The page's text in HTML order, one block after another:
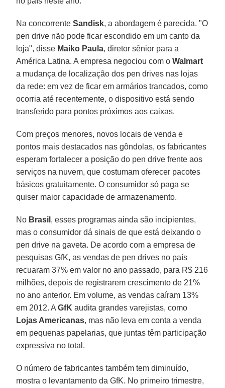
Na concorrenteSandisk, a abordagem é parecida. "O
pen drive não pode ficar escondido em um canto da
loja", disse Maiko Paula, diretor sênior para a
América Latina. A empresa negociou com oWalmart
a mudança de localização dos pen drives nas lojas
da rede: em vez de ficar em armários trancados, como
ocorria até recentemente, o dispositivo está sendo
transferido para pontos próximos aos caixas.
Com preços menores, novos locais de venda e
pontos mais destacados nas gôndolas, os fabricantes
esperam fortalecer a posição do pen drive frente aos
serviços na nuvem, que costumam oferecer pacotes
básicos gratuitamente. O consumidor só paga se
quiser maior capacidade de armazenamento.
No Brasil , esses programas ainda são incipientes,
mas o consumidor dá sinais de que está deixando o
pen drive na gaveta. De acordo com a empresa de
pesquisas GfK, as vendas de pen drives no país
recuaram 37% em valor no ano passado, para R$ 216
milhões, depois de registrarem crescimento de 21%
no ano anterior. Em volume, as vendas caíram 13%
em 2012. AGfK audita grandes varejistas, como
Lojas Americanas, mas não leva em conta a venda
em pequenas papelarias, que juntas têm participação
expressiva no total.
O número de fabricantes também tem diminuído,
mostra o levantamento da GfK. No primeiro trimestre,